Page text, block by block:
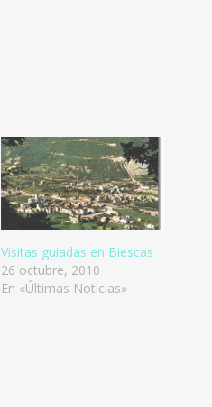
Visitas guiadas en Biescas
26 octubre, 2010
En «Últimas Noticias»